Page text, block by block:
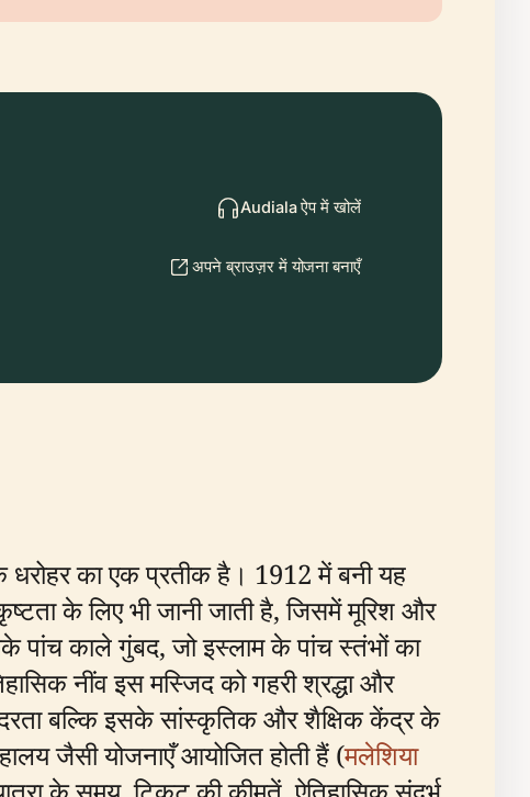
Audiala ऐप में खोलें
अपने ब्राउज़र में योजना बनाएँ
धरोहर का एक प्रतीक है। 1912 में बनी यह
के लिए भी जानी जाती है, जिसमें मूरिश और
पांच काले गुंबद, जो इस्लाम के पांच स्तंभों का
नींव इस मस्जिद को गहरी श्रद्धा और
बल्कि इसके सांस्कृतिक और शैक्षिक केंद्र के
जैसी योजनाएँ आयोजित होती हैं (मलेशिया